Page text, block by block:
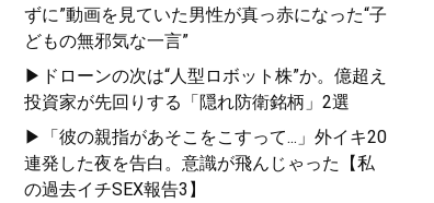
ずに”動画を見ていた男性が真っ赤になった“子
どもの無邪気な一言”
▶ドローンの次は“人型ロボット株”か。億超え
投資家が先回りする「隠れ防衛銘柄」2選
▶「彼の親指があそこをこすって...」外イキ20
連発した夜を告白。意識が飛んじゃった【私
の過去イチSEX報告3】